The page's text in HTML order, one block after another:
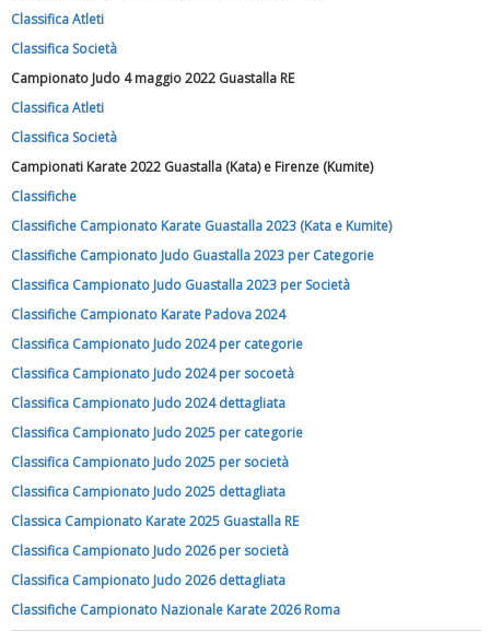
rivoluzioni"
Tiziano Pesce a Radio InBlu2000 traccia il bilancio della stagione
Classifica Atleti
Classifica Società
Campionato Judo 4 maggio 2022 Guastalla RE
Classifica Atleti
Classifica Società
Campionati Karate 2022 Guastalla (Kata) e Firenze (Kumite)
Classifiche
Classifiche Campionato Karate Guastalla 2023 (Kata e Kumite)
Classifiche Campionato Judo Guastalla 2023 per Categorie
Classifica Campionato Judo Guastalla 2023 per Società
Classifiche Campionato Karate Padova 2024
Classifica Campionato Judo 2024 per categorie
Classifica Campionato Judo 2024 per socoetà
Classifica Campionato Judo 2024 dettagliata
Classifica Campionato Judo 2025 per categorie
Classifica Campionato Judo 2025 per società
Classifica Campionato Judo 2025 dettagliata
Classica Campionato Karate 2025 Guastalla RE
Classifica Campionato Judo 2026 per società
Classifica Campionato Judo 2026 dettagliata
Classifiche Campionato Nazionale Karate 2026 Roma